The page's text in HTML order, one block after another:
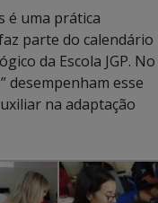
é uma prática
parte do calendário
da Escola JGP. No
desempenham esse
na adaptação